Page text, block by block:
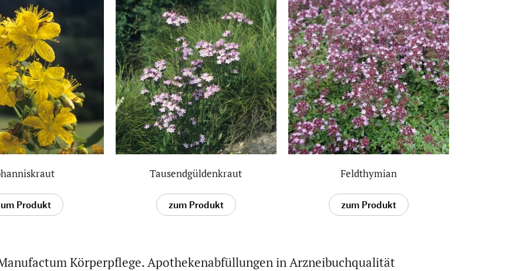
Produkt
Tausendgüldenkraut
zum Produkt
Feldthymian
zum Produkt
Körperpflege. Apothekenabfüllungen in Arzneibuchqualität